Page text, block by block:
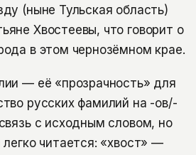
(ныне Тульская область)
Хвостеевы, что говорит о
в этом чернозёмном крае.
— её «прозрачность» для
русских фамилий на -ов/-
с исходным словом, но
читается: «хвост» —